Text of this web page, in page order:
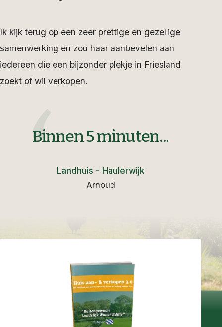
Ik kijk terug op een zeer prettige en gezellige
samenwerking en zou haar aanbevelen aan
iedereen die een bijzonder plekje in Friesland
zoekt of wil verkopen.
Binnen 5 minuten...
Landhuis - Haulerwijk
Arnoud